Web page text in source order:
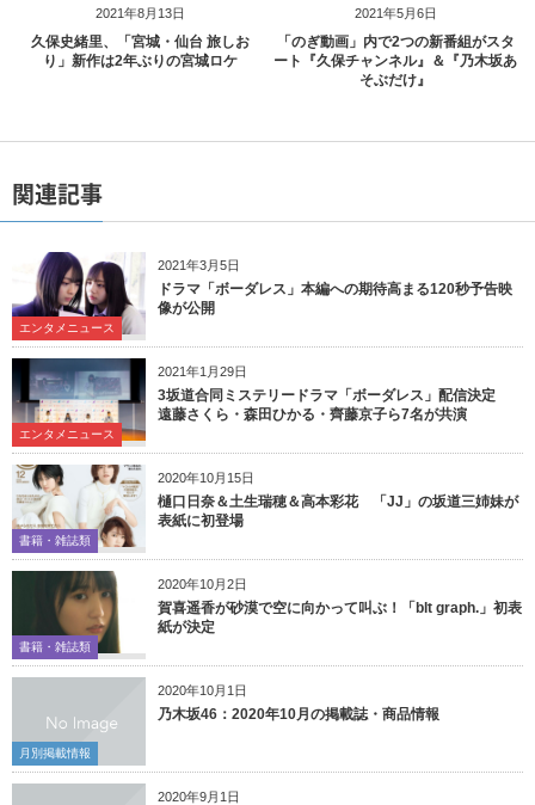
2021年8月13日
久保史緒里、「宮城・仙台 旅しお
り」新作は2年ぶりの宮城ロケ
2021年5月6日
「のぎ動画」内で2つの新番組がスタ
ート『久保チャンネル』＆『乃木坂あ
そぶだけ』
関連記事
2021年3月5日
エンタメニュース
ドラマ「ボーダレス」本編への期待高まる120秒予告映
像が公開
2021年1月29日
エンタメニュース
3坂道合同ミステリードラマ「ボーダレス」配信決定
遠藤さくら・森田ひかる・齊藤京子ら7名が共演
2020年10月15日
書籍・雑誌類
樋口日奈＆土生瑞穂＆高本彩花 「JJ」の坂道三姉妹が
表紙に初登場
2020年10月2日
書籍・雑誌類
賀喜遥香が砂漠で空に向かって叫ぶ！「blt graph.」初表
紙が決定
2020年10月1日
月別掲載情報
乃木坂46：2020年10月の掲載誌・商品情報
2020年9月1日